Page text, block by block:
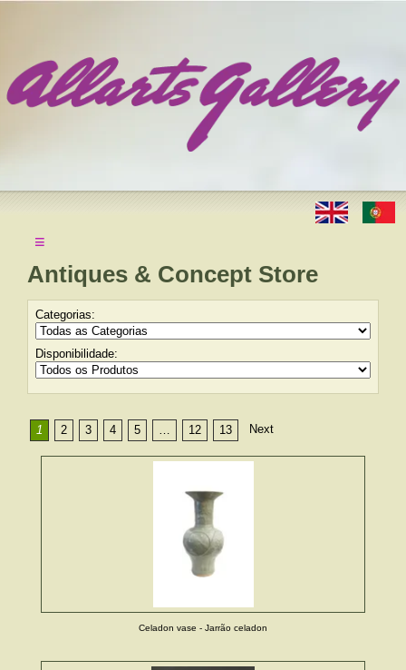
≡
Antiques & Concept Store
Categorias:
Disponibilidade:
1 2 3 4 5 … 12 13 Next
Celadon vase - Jarrão celadon